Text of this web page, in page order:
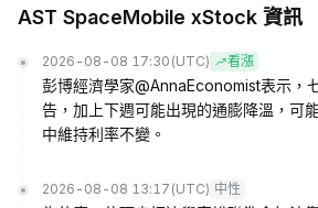
AST SpaceMobile xStock 資訊
2026-08-08 17:30 (UTC) 看漲
彭博經濟學家@AnnaEconomist表示，
告，加上下週可能出現的通膨降溫，可
中維持利率不變。
2026-08-08 13:17 (UTC) 中性